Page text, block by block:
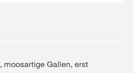
moosartige Gallen, erst